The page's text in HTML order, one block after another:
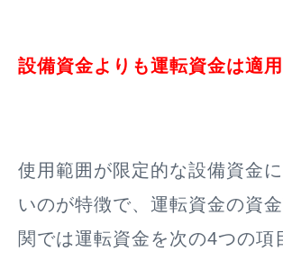
設備資金よりも運転資金は適
使用範囲が限定的な設備資金
いのが特徴で、運転資金の資
関では運転資金を次の4つの